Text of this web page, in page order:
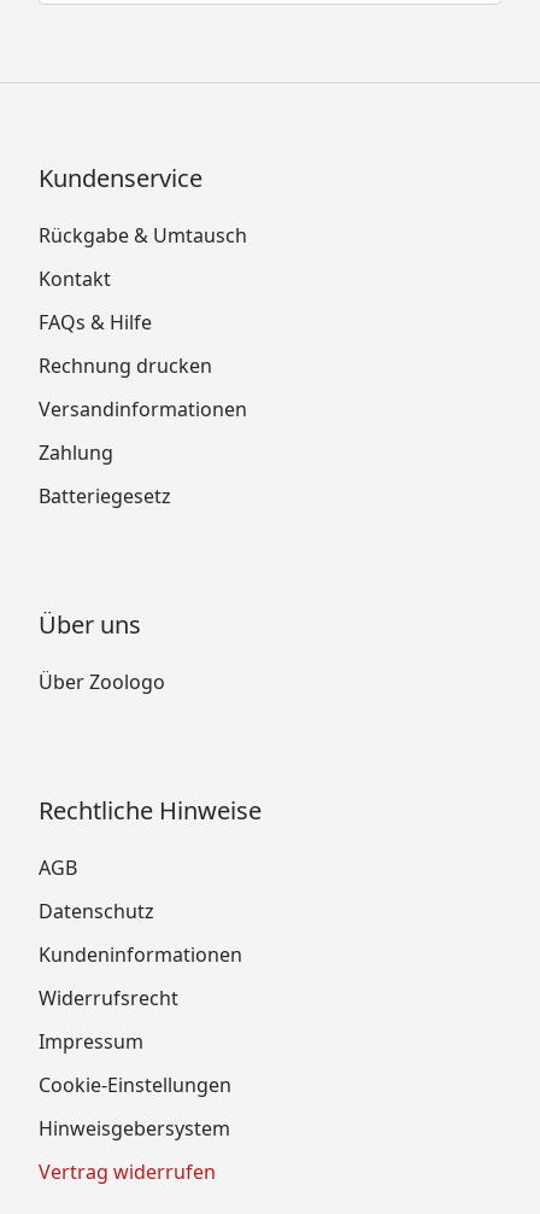
Kundenservice
Rückgabe & Umtausch
Kontakt
FAQs & Hilfe
Rechnung drucken
Versandinformationen
Zahlung
Batteriegesetz
Über uns
Über Zoologo
Rechtliche Hinweise
AGB
Datenschutz
Kundeninformationen
Widerrufsrecht
Impressum
Cookie-Einstellungen
Hinweisgebersystem
Vertrag widerrufen